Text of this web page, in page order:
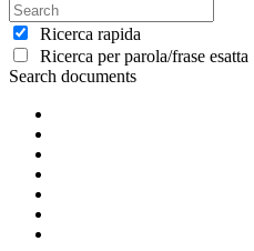
Ricerca rapida
Ricerca per parola/frase esatta
Search documents